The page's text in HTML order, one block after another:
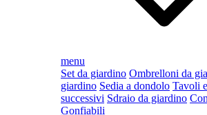
menu
Set da giardino Ombrelloni da
giardino Sedia a dondolo Tavoli
successivi Sdraio da giardino
Gonfiabili